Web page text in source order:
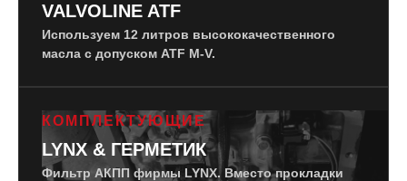
VALVOLINE ATF
Используем 12 литров высококачественного
масла с допуском ATF M-V.
КОМПЛЕКТУЮЩИЕ
LYNX & ГЕРМЕТИК
Фильтр АКПП фирмы LYNX. Вместо прокладки